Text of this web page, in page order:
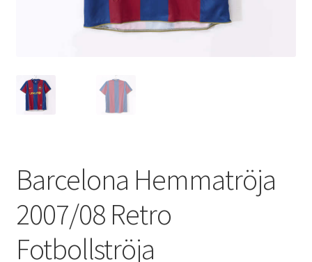
Barcelona Hemmatröja
2007/08 Retro
Fotbollströja